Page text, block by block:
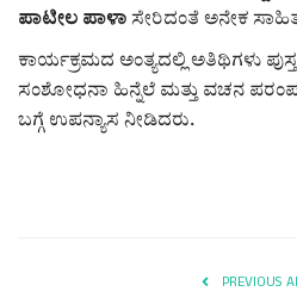
ಪಾಟೀಲ ಪಾಳಾ ಸೇರಿದಂತೆ ಅನೇಕ
ಕಾರ್ಯಕ್ರಮದ ಅಂತ್ಯದಲ್ಲಿ ಅತಿಥಿಗಳು
ಸಂಶೋಧನಾ ಹಿನ್ನೆಲೆ ಮತ್ತು ವಚನ
ಬಗ್ಗೆ ಉಪನ್ಯಾಸ ನೀಡಿದರು.
PREVIOUS